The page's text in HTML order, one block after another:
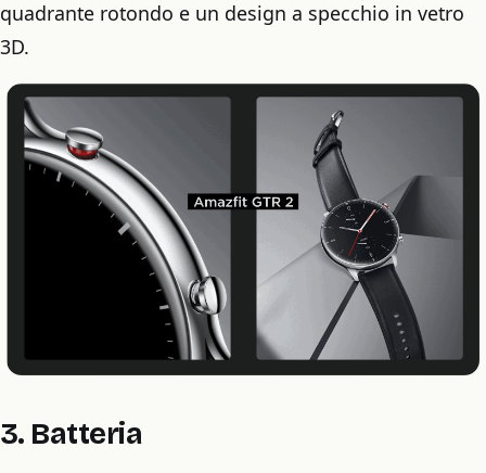
quadrante rotondo e un design a specchio in vetro
3D.
3. Batteria